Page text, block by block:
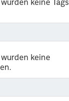
keine Tags
wurden keine